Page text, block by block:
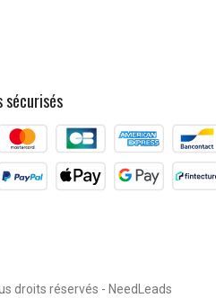
sécurisés
droits réservés - NeedLeads